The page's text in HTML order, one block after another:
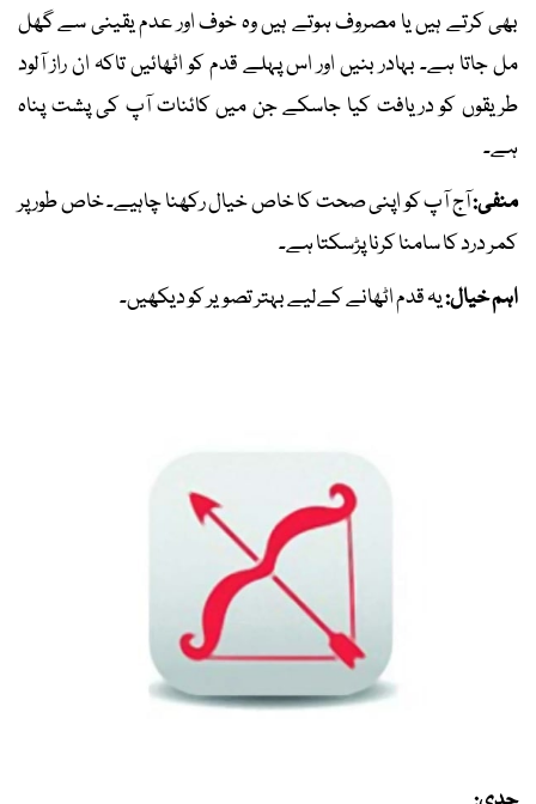
بھی کرتے ہیں یا مصروف ہوتے ہیں وہ خوف اور عدم یقینی سے گھل
مل جاتا ہے۔ بہادر بنیں اور اس پہلے قدم کو اٹھائیں تاکہ ان راز آلود
طریقوں کو دریافت کیا جاسکے جن میں کائنات آپ کی پشت پناہ
ہے۔
منفی:آج آپ کو اپنی صحت کا خاص خیال رکھنا چاہیے۔ خاص طور پر
کمر درد کا سامنا کرنا پڑسکتا ہے۔
اہم خیال:یہ قدم اٹھانے کےلیے بہتر تصویر کو دیکھیں۔